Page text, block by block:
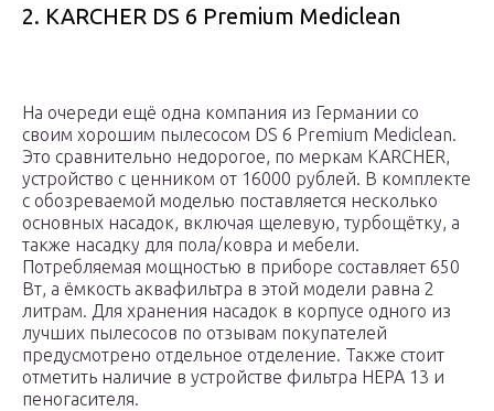
2. KARCHER DS 6 Premium Mediclean
На очереди ещё одна компания из Германии со
своим хорошим пылесосом DS 6 Premium Mediclean.
Это сравнительно недорогое, по меркам KARCHER,
устройство с ценником от 16000 рублей. В комплекте
с обозреваемой моделью поставляется несколько
основных насадок, включая щелевую, турбощётку, а
также насадку для пола/ковра и мебели.
Потребляемая мощностью в приборе составляет 650
Вт, а ёмкость аквафильтра в этой модели равна 2
литрам. Для хранения насадок в корпусе одного из
лучших пылесосов по отзывам покупателей
предусмотрено отдельное отделение. Также стоит
отметить наличие в устройстве фильтра HEPA 13 и
пеногасителя.